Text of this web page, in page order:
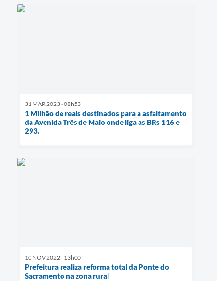
31 MAR 2023 - 08h53
1 Milhão de reais destinados para a asfaltamento
da Avenida Três de Maio onde liga as BRs 116 e
293.
10 NOV 2022 - 13h00
Prefeitura realiza reforma total da Ponte do
Sacramento na zona rural